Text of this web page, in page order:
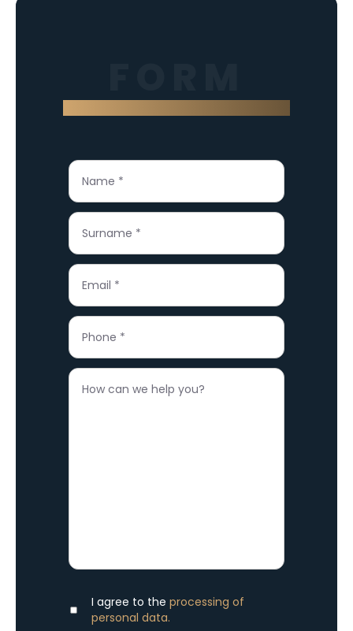
I agree to the processing of
personal data.